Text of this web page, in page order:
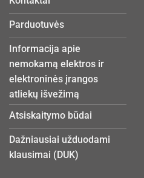
Parduotuvės
Informacija apie
nemokamą elektros ir
elektroninės įrangos
atliekų išvežimą
Atsiskaitymo būdai
Dažniausiai užduodami
klausimai (DUK)